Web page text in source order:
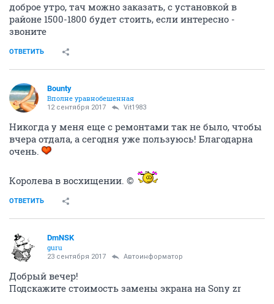
доброе утро, тач можно заказать, с установкой в
районе 1500-1800 будет стоить, если интересно -
звоните
ОТВЕТИТЬ
Bounty
Вполне уравнобешенная
12 сентября 2017 Vit1983
Никогда у меня еще с ремонтами так не было, чтобы
вчера отдала, а сегодня уже пользуюсь! Благодарна
очень.
Королева в восхищении. ©
ОТВЕТИТЬ
DmNSK
guru
23 сентября 2017 Автоинформатор
Добрый вечер!
Подскажите стоимость замены экрана на Sony zr